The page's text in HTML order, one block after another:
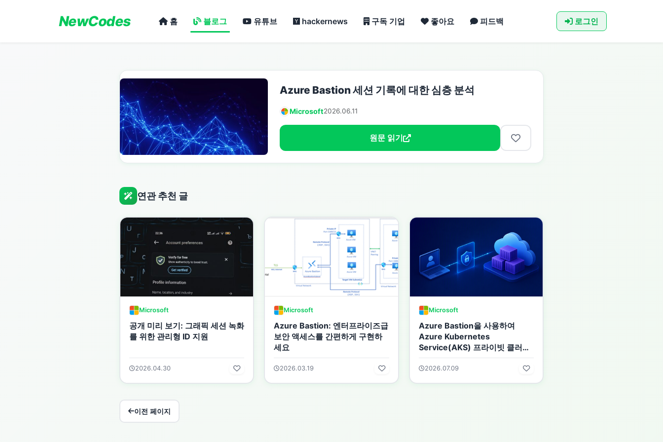
NewCodes 홈 블로그 유튜브 hackernews 구독 기업 좋아요 피드백 로그인
Azure Bastion 세션 기록에 대한 심층 분석
Microsoft2026.06.11
원문 읽기
연관 추천 글
Microsoft
공개 미리 보기: 그래픽 세션 녹화
를 위한 관리형 ID 지원
2026.04.30
Microsoft
Azure Bastion: 엔터프라이즈급
보안 액세스를 간편하게 구현하
세요
2026.03.19
Microsoft
Azure Bastion을 사용하여
Azure Kubernetes
Service(AKS) 프라이빗 클러스
터에 대한 보안 네이티브 액세스
확보
2026.07.09
이전 페이지